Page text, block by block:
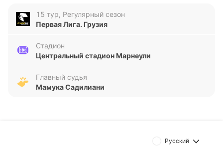
Сиони демонстрирует нестабильность в
последних пяти матчах, с результатами П-В-П-Н-Н
и равным количеством забитых и пропущенных
проблемах в обороне и недостаточной
результативности. В то же время Гареджи
пропущенными мячами. Это указывает на более
15 тур, Регулярный сезон
Первая Лига. Грузия
Стадион
Центральный стадион Марнеули
Главный судья
Мамука Садилиани
Русский